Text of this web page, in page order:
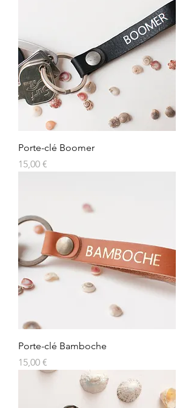
Porte-clé Boomer
Prix
15,00 €
Porte-clé Bamboche
Prix
15,00 €